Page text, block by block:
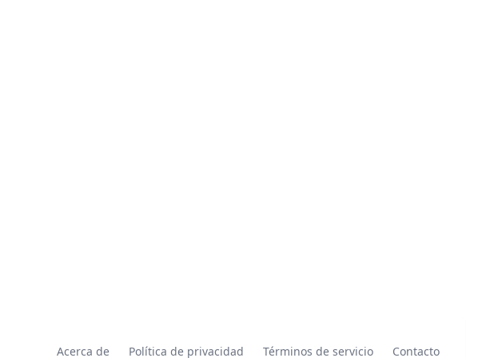
Acerca de Política de privacidad Términos de servicio Contacto